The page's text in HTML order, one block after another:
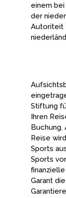
einem
der
Autoriteit
Stiftung
Ihren
Buchung.
Reise
Sports
Sports
Garant